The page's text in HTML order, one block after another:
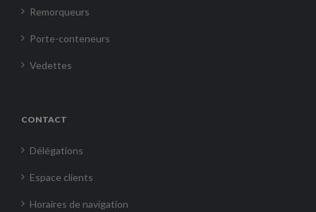
Remorqueurs
Porte-conteneurs
Vedettes
CONTACT
Délégations
Espace clients
Horaires de navigation